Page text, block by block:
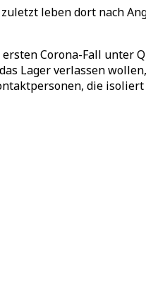
leben dort nach
Corona-Fall unter
Lager verlassen
die